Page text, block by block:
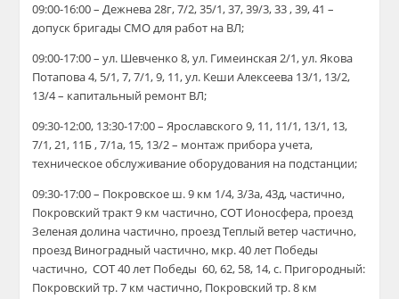
09:00-16:00 – Дежнева 28г, 7/2, 35/1, 37, 39/3, 33 , 39, 41 –
допуск бригады СМО для работ на ВЛ;
09:00-17:00 – ул. Шевченко 8, ул. Гимеинская 2/1, ул. Якова
Потапова 4, 5/1, 7, 7/1, 9, 11, ул. Кеши Алексеева 13/1, 13/2,
13/4 – капитальный ремонт ВЛ;
09:30-12:00, 13:30-17:00 – Ярославского 9, 11, 11/1, 13/1, 13,
7/1, 21, 11Б , 7/1а, 15, 13/2 – монтаж прибора учета,
техническое обслуживание оборудования на подстанции;
09:30-17:00 – Покровское ш. 9 км 1/4, 3/3а, 43д, частично,
Покровский тракт 9 км частично, СОТ Ионосфера, проезд
Зеленая долина частично, проезд Теплый ветер частично,
проезд Виноградный частично, мкр. 40 лет Победы
частично, СОТ 40 лет Победы 60, 62, 58, 14, с. Пригородный:
Покровский тр. 7 км частично, Покровский тр. 8 км